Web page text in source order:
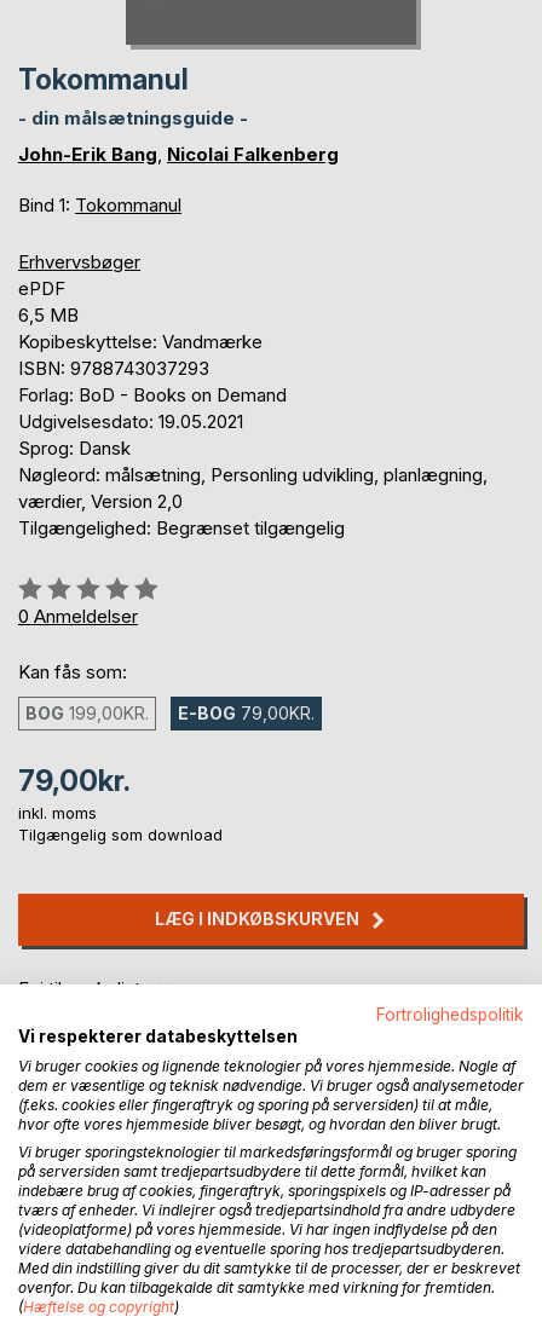
Tokommanul
- din målsætningsguide -
John-Erik Bang, Nicolai Falkenberg
Bind 1: Tokommanul
Erhvervsbøger
ePDF
6,5 MB
Kopibeskyttelse: Vandmærke
ISBN: 9788743037293
Forlag: BoD - Books on Demand
Udgivelsesdato: 19.05.2021
Sprog: Dansk
Nøgleord: målsætning, Personling udvikling, planlægning,
værdier, Version 2,0
Tilgængelighed: Begrænset tilgængelig
Anmeldelse::
0%
0 Anmeldelser
Kan fås som:
BOG 199,00KR. E-BOG 79,00KR.
79,00kr.
inkl. moms
Tilgængelig som download
LÆG I INDKØBSKURVEN
Føj til ønskeliste
BESKRIVELSE
Som coaches møder vi ofte mennesker i situationer, hvor
der er behov for, at få styr på en række personlige
fundamentale ting. Når der er styr på dette fundament,
Fortrolighedspolitik
Vi respekterer databeskyttelsen
Vi bruger cookies og lignende teknologier på vores hjemmeside. Nogle af
dem er væsentlige og teknisk nødvendige. Vi bruger også analysemetoder
(f.eks. cookies eller fingeraftryk og sporing på serversiden) til at måle,
hvor ofte vores hjemmeside bliver besøgt, og hvordan den bliver brugt.
Vi bruger sporingsteknologier til markedsføringsformål og bruger sporing
på serversiden samt tredjepartsudbydere til dette formål, hvilket kan
indebære brug af cookies, fingeraftryk, sporingspixels og IP-adresser på
tværs af enheder. Vi indlejrer også tredjepartsindhold fra andre udbydere
(videoplatforme) på vores hjemmeside. Vi har ingen indflydelse på den
videre databehandling og eventuelle sporing hos tredjepartsudbyderen.
Med din indstilling giver du dit samtykke til de processer, der er beskrevet
ovenfor. Du kan tilbagekalde dit samtykke med virkning for fremtiden.
(Hæftelse og copyright)